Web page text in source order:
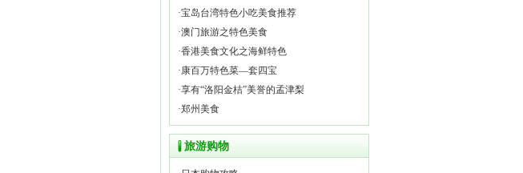
·宝岛台湾特色小吃美食推荐
·澳门旅游之特色美食
·香港美食文化之海鲜特色
·康百万特色菜—套四宝
·享有“洛阳金桔”美誉的孟津梨
·郑州美食
旅游购物